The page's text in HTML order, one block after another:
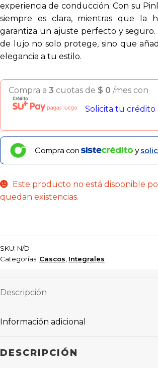
experiencia de conducción. Con su
siempre es clara, mientras que la
garantiza un ajuste perfecto y seguro.
de lujo no solo protege, sino que
elegancia a tu estilo.
Compra a 3 cuotas de $ 0 /mes con
Solicita tu crédito
Compra con y
Este producto no está disponible
quedan existencias.
SKU: N/D
Categorías: Cascos Integrales
Descripción
Información adicional
DESCRIPCIÓN